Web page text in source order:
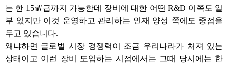
는 한 15㎽급까지 가능한데 장비에 대한 어떤 R&D 이쪽도 일
부 있지만 이것 운영하고 관리하는 인재 양성 쪽에도 중점을
두고 있습니다.
왜냐하면 글로벌 시장 경쟁력이 조금 우리나라가 처져 있는
상태이고 이런 장비 도입하는 시점에서는 그때 당시에는 한